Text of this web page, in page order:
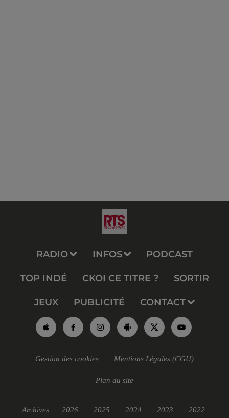
RADIO INFOS PODCAST
TOP INDÉ CKOI CE TITRE ? SORTIR
JEUX PUBLICITÉ CONTACT
Gestion des cookies Mentions Légales (CGU)
Plan du site
Archives 2026 2025 2024 2023 2022